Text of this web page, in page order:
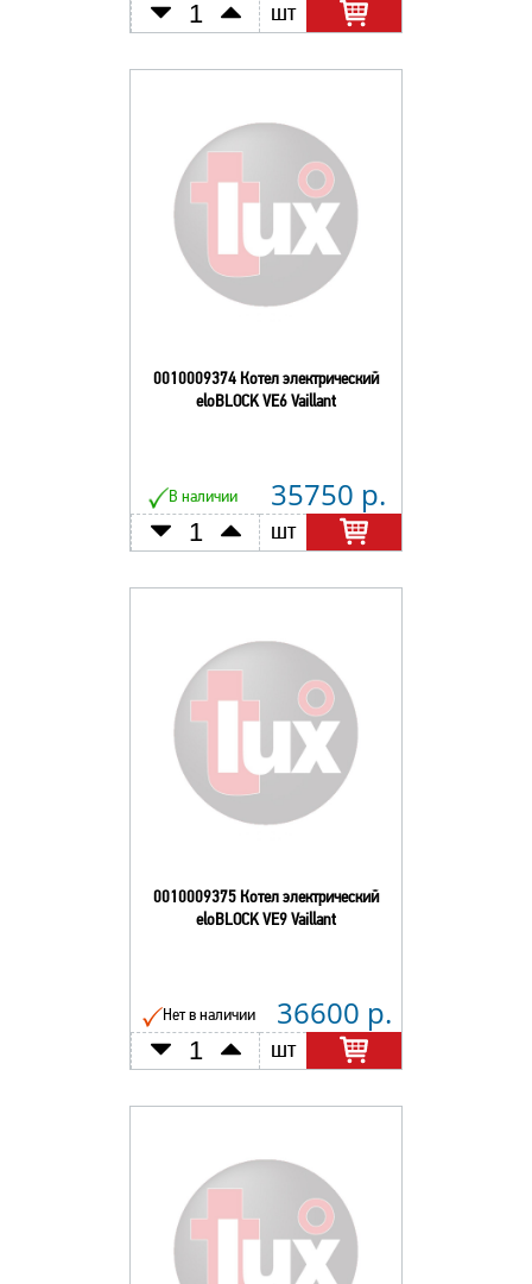
шт
0010009374 Котел электрический
eloBLOCK VE6 Vaillant
В наличии 35750 р.
шт
0010009375 Котел электрический
eloBLOCK VE9 Vaillant
Нет в наличии 36600 р.
шт